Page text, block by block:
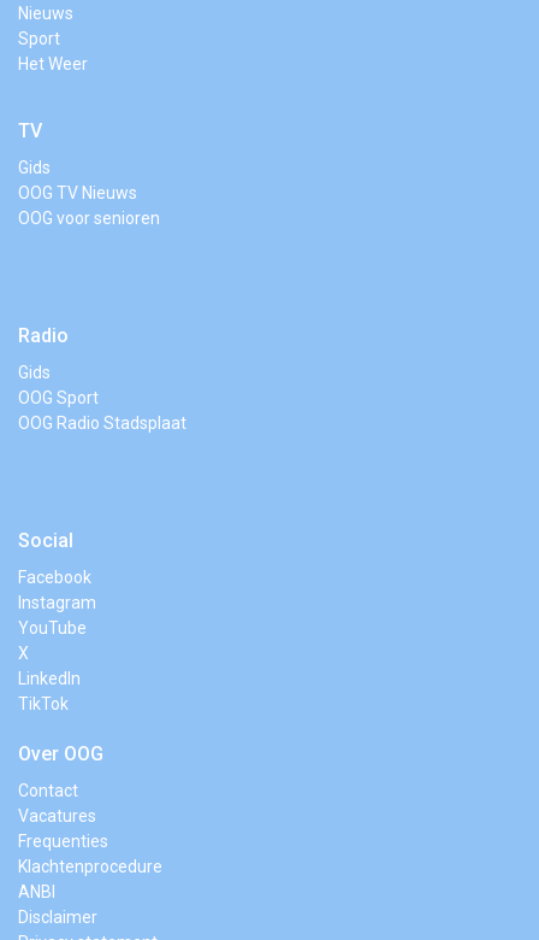
Nieuws
Sport
Het Weer
TV
Gids
OOG TV Nieuws
OOG voor senioren
Radio
Gids
OOG Sport
OOG Radio Stadsplaat
Social
Facebook
Instagram
YouTube
X
LinkedIn
TikTok
Over OOG
Contact
Vacatures
Frequenties
Klachtenprocedure
ANBI
Disclaimer